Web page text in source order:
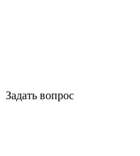
Задать вопрос